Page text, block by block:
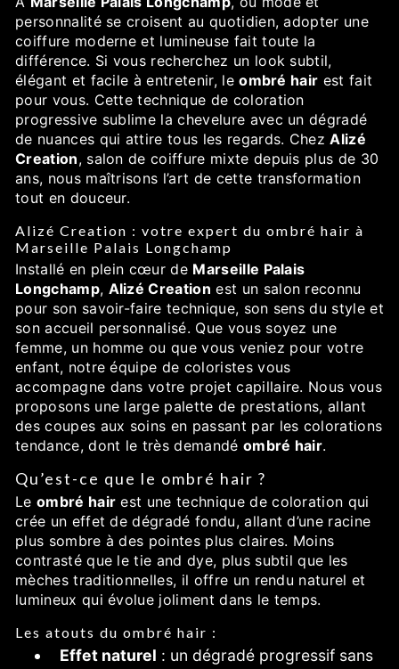
personnalité se croisent au quotidien, adopter une
coiffure moderne et lumineuse fait toute la
différence. Si vous recherchez un look subtil,
élégant et facile à entretenir, leombré hair est fait
pour vous. Cette technique de coloration
progressive sublime la chevelure avec un dégradé
de nuances qui attire tous les regards. ChezAlizé
Creation, salon de coiffure mixte depuis plus de 30
ans, nous maîtrisons l’art de cette transformation
tout en douceur.
Alizé Creation : votre expert du ombré hair à
Marseille Palais Longchamp
Installé en plein cœur de Marseille Palais
Longchamp, Alizé Creation est un salon reconnu
pour son savoir-faire technique, son sens du style et
son accueil personnalisé. Que vous soyez une
femme, un homme ou que vous veniez pour votre
enfant, notre équipe de coloristes vous
accompagne dans votre projet capillaire. Nous vous
proposons une large palette de prestations, allant
des coupes aux soins en passant par les colorations
tendance, dont le très demandé ombré hair.
Qu’est-ce que le ombré hair ?
Le ombré hair est une technique de coloration qui
crée un effet de dégradé fondu, allant d’une racine
plus sombre à des pointes plus claires. Moins
contrasté que le tie and dye, plus subtil que les
mèches traditionnelles, il offre un rendu naturel et
lumineux qui évolue joliment dans le temps.
Les atouts du ombré hair :
Effet naturel : un dégradé progressif sans